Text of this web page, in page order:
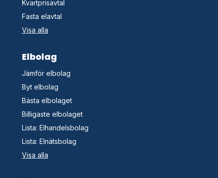
Kvartprisavtal
Fasta elavtal
Visa alla
Elbolag
Jämför elbolag
Byt elbolag
Bästa elbolaget
Billigaste elbolaget
Lista: Elhandelsbolag
Lista: Elnätsbolag
Visa alla